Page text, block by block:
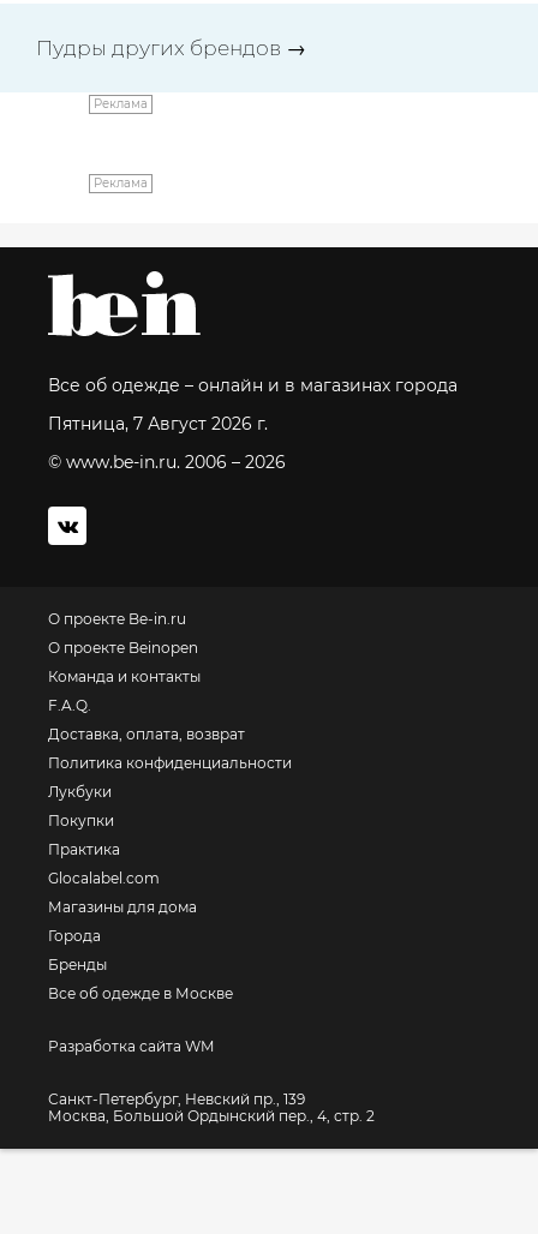
Пудры других брендов →
Реклама
Реклама
Все об одежде – онлайн и в магазинах города
Пятница, 7 Август 2026 г.
© www.be-in.ru. 2006 – 2026
О проекте Be-in.ru
О проекте Beinopen
Команда и контакты
F.A.Q.
Доставка, оплата, возврат
Политика конфиденциальности
Лукбуки
Покупки
Практика
Glocalabel.com
Магазины для дома
Города
Бренды
Все об одежде в Москве
Разработка сайта WM
Санкт-Петербург, Невский пр., 139
Москва, Большой Ордынский пер., 4, стр. 2